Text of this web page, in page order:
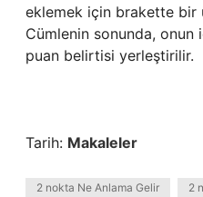
eklemek için brakette bir
Cümlenin sonunda,
puan belirtisi yerleştirilir.
Tarih: Makaleler
2 nokta Ne Anlama Gelir 2